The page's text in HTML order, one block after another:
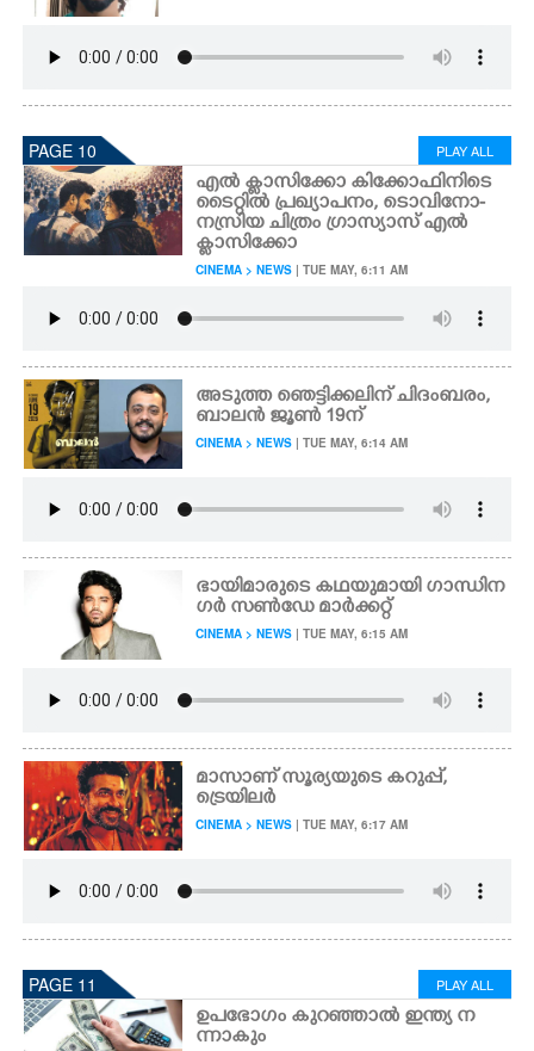
PAGE 10 PLAY ALL
എൽ ക്ലാസിക്കോ കിക്കോഫിനിടെ
ടൈറ്റിൽ പ്രഖ്യാപനം, ടൊവിനോ-
നസ്രിയ ചിത്രം ഗ്രാസ്യാസ് എൽ
ക്ലാസിക്കോ
CINEMA > NEWS | TUE MAY, 6:11 AM
അടുത്ത ഞെട്ടിക്കലിന് ചിദംബരം,
ബാലൻ ജൂൺ 19ന്
CINEMA > NEWS | TUE MAY, 6:14 AM
ഭായിമാരുടെ കഥയുമായി ഗാന്ധിന
ഗ‌ർ സൺഡേ മാർക്കറ്റ്
CINEMA > NEWS | TUE MAY, 6:15 AM
മാസാണ് സൂര്യയുടെ കറുപ്പ്,
ട്രെയിലർ
CINEMA > NEWS | TUE MAY, 6:17 AM
PAGE 11 PLAY ALL
ഉപഭോഗം കുറഞ്ഞാൽ ഇന്ത്യ ന
ന്നാകും